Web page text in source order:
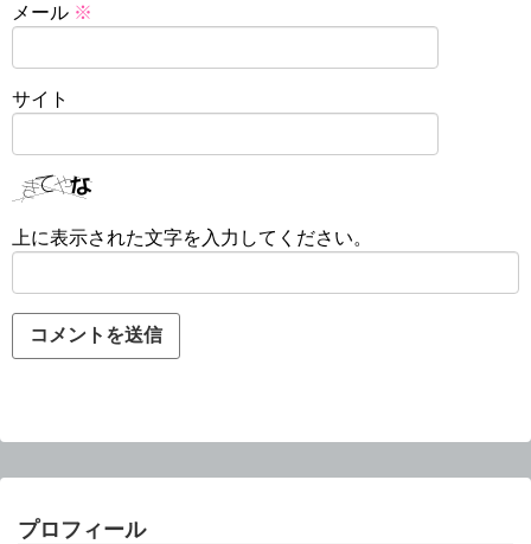
メール ※
サイト
上に表示された文字を入力してください。
プロフィール